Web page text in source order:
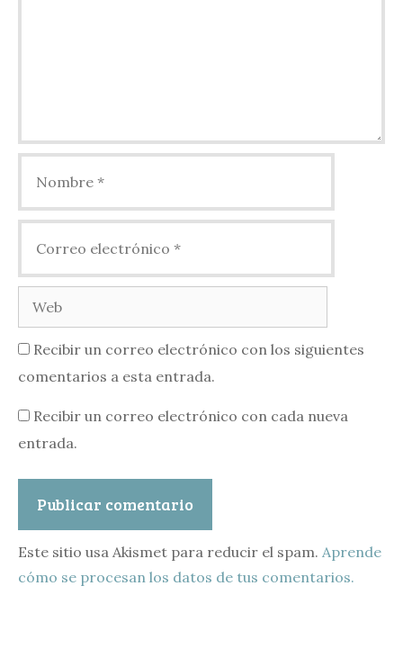
electrónico
Web
Recibir un correo electrónico con los siguientes
comentarios a esta entrada.
Recibir un correo electrónico con cada nueva
entrada.
Este sitio usa Akismet para reducir el spam. Aprende
cómo se procesan los datos de tus comentarios.